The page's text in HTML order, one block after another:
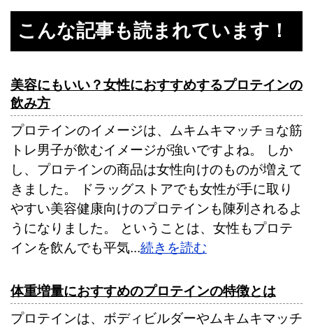
こんな記事も読まれています！
美容にもいい？女性におすすめするプロテインの
飲み方
プロテインのイメージは、ムキムキマッチョな筋
トレ男子が飲むイメージが強いですよね。 しか
し、プロテインの商品は女性向けのものが増えて
きました。 ドラッグストアでも女性が手に取り
やすい美容健康向けのプロテインも陳列されるよ
うになりました。 ということは、女性もプロテ
インを飲んでも平気...続きを読む
体重増量におすすめのプロテインの特徴とは
プロテインは、ボディビルダーやムキムキマッチ